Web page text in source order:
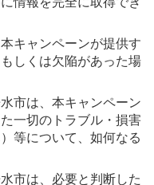
キャンペーンが提供す
しくは欠陥があった場
市は、本キャンペーン
一切のトラブル・損害
等について、如何なる
市は、必要と判断した